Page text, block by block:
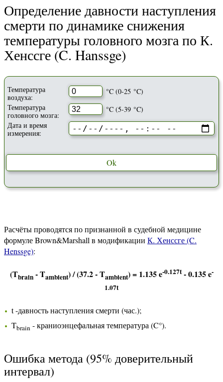
Определение давности наступления
смерти по динамике снижения
температуры головного мозга по К.
Хенссге (C. Hanssge)
Температура
воздуха:
°C (0-25 °C)
Температура
головного мозга:
°C (5-39 °C)
Дата и время
измерения:
Ok
Расчёты проводятся по признанной в судебной медицине
формуле Brown&Marshall в модификации К. Хенссге (C.
Henssge):
(Tbrain- Tambient) / (37.2 - Tambient) = 1.135 e-0.127t- 0.135 e-
1.07t
t -давность наступления смерти (час.);
Tbrain - краниоэнцефальная температура (C°).
Ошибка метода (95% доверительный
интервал)